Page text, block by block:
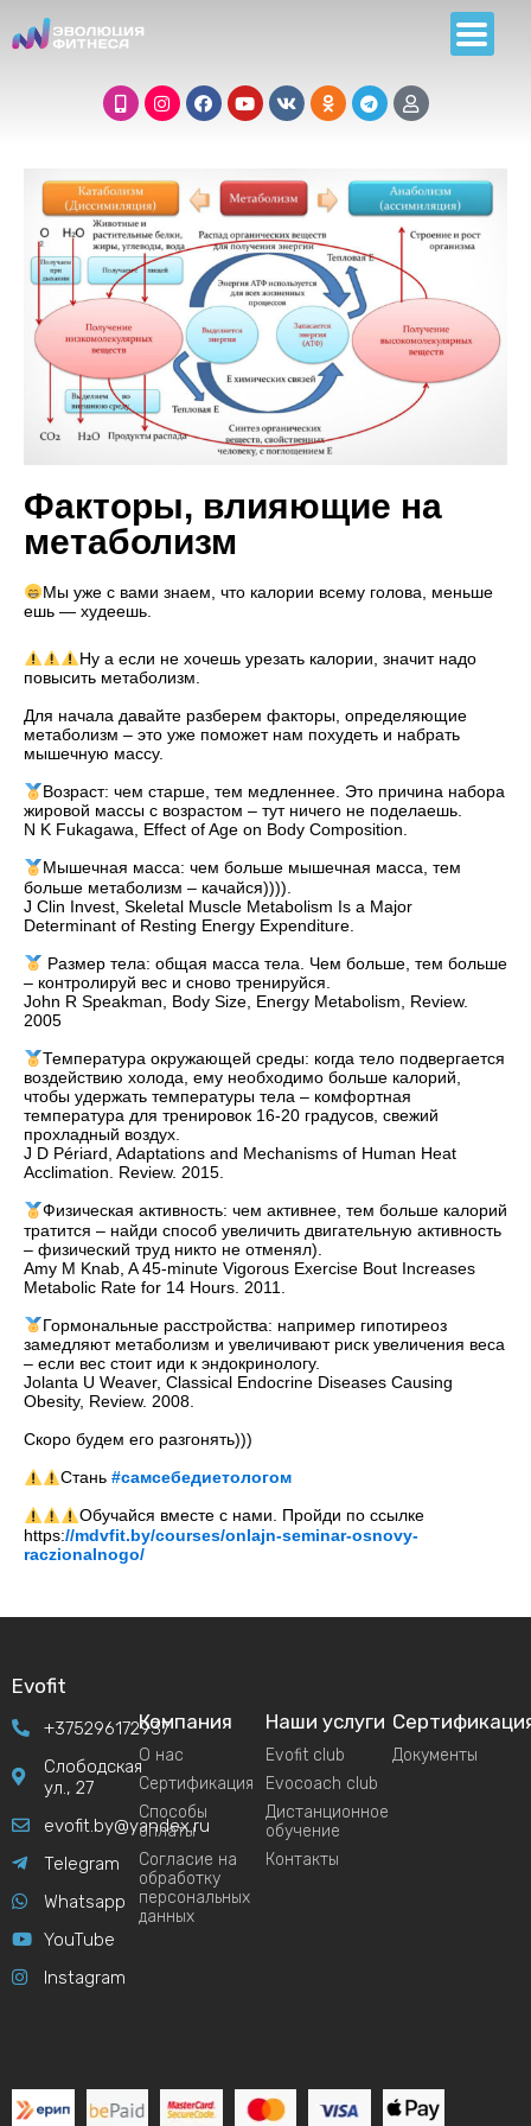
Факторы, влияющие на
метаболизм
Мы уже с вами знаем, что калории всему голова, меньше
ешь — худеешь.
Ну а если не хочешь урезать калории, значит надо
повысить метаболизм.
Для начала давайте разберем факторы, определяющие
метаболизм – это уже поможет нам похудеть и набрать
мышечную массу.
Возраст: чем старше, тем медленнее. Это причина набора
жировой массы с возрастом – тут ничего не поделаешь.
N K Fukagawa, Effect of Age on Body Composition.
Мышечная масса: чем больше мышечная масса, тем
больше метаболизм – качайся)))).
J Clin Invest, Skeletal Muscle Metabolism Is a Major
Determinant of Resting Energy Expenditure.
Размер тела: общая масса тела. Чем больше, тем больше
– контролируй вес и сново тренируйся.
John R Speakman, Body Size, Energy Metabolism, Review.
2005
Температура окружающей среды: когда тело подвергается
воздействию холода, ему необходимо больше калорий,
чтобы удержать температуры тела – комфортная
температура для тренировок 16-20 градусов, свежий
прохладный воздух.
J D Périard, Adaptations and Mechanisms of Human Heat
Acclimation. Review. 2015.
Физическая активность: чем активнее, тем больше калорий
тратится – найди способ увеличить двигательную активность
– физический труд никто не отменял).
Amy M Knab, A 45-minute Vigorous Exercise Bout Increases
Metabolic Rate for 14 Hours. 2011.
Гормональные расстройства: например гипотиреоз
замедляют метаболизм и увеличивают риск увеличения веса
– если вес стоит иди к эндокринологу.
Jolanta U Weaver, Classical Endocrine Diseases Causing
Obesity, Review. 2008.
Скоро будем его разгонять)))
Стань#самсебедиетологом
Обучайся вместе с нами. Пройди по ссылке
https://mdvfit.by/courses/onlajn-seminar-osnovy-
raczionalnogo/
Evofit
+375296172937
Слободская
ул., 27
evofit.by@yandex.ru
Telegram
Whatsapp
YouTube
Instagram
Компания
О нас
Сертификация
Способы
оплаты
Согласие на
обработку
персональных
данных
Наши услуги
Evofit club
Evocoach club
Дистанционное
обучение
Контакты
Документы